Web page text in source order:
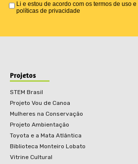
Li e estou de acordo com os termos de uso e
políticas de privacidade
Projetos
STEM Brasil
Projeto Vou de Canoa
Mulheres na Conservação
Projeto Ambientação
Toyota e a Mata Atlântica
Biblioteca Monteiro Lobato
Vitrine Cultural